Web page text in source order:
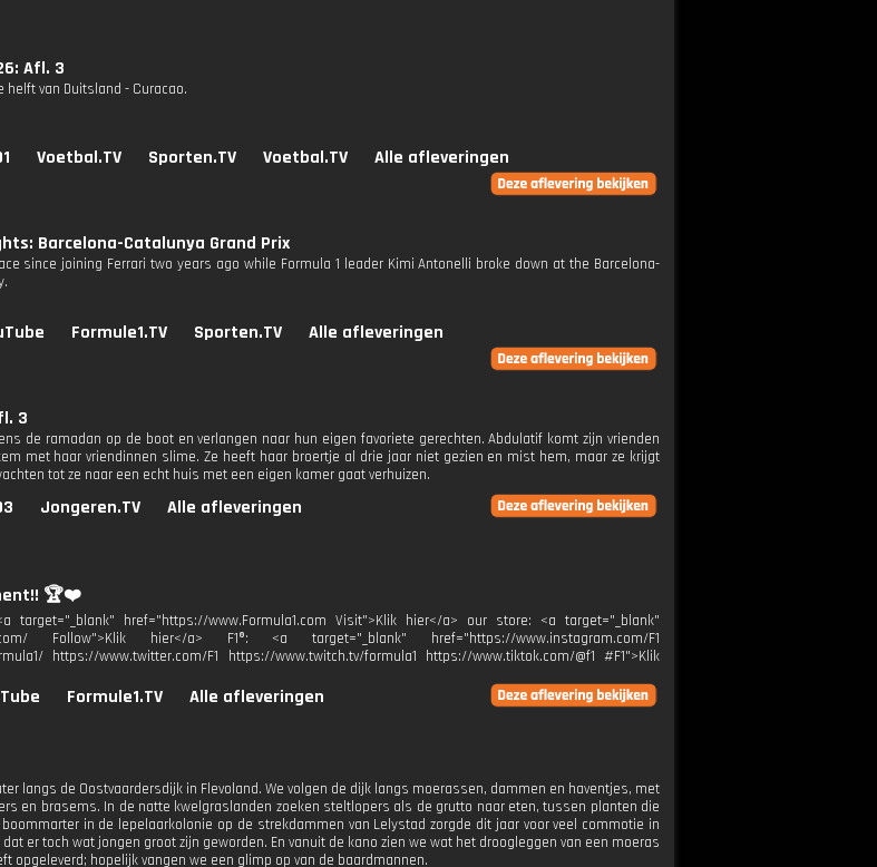
Afl. 3
van Duitsland - Curacao.
Voetbal.TV Sporten.TV Voetbal.TV Alle afleveringen
Barcelona-Catalunya Grand Prix
since joining Ferrari two years ago while Formula 1 leader Kimi Antonelli broke down at the Barcelona-
Formule1.TV Sporten.TV Alle afleveringen
3
de ramadan op de boot en verlangen naar hun eigen favoriete gerechten. Abdulatif komt zijn vrienden
met haar vriendinnen slime. Ze heeft haar broertje al drie jaar niet gezien en mist hem, maar ze krijgt
tot ze naar een echt huis met een eigen kamer gaat verhuizen.
Jongeren.TV Alle afleveringen
🏆❤️
target="_blank" href="https://www.Formula1.com Visit">Klik hier</a> our store: <a target="_blank"
Follow">Klik hier</a> F1®: <a target="_blank" href="https://www.instagram.com/F1
https://www.twitter.com/F1 https://www.twitch.tv/formula1 https://www.tiktok.com/@f1 #F1">Klik
Formule1.TV Alle afleveringen
langs de Oostvaardersdijk in Flevoland. We volgen de dijk langs moerassen, dammen en haventjes, met
en brasems. In de natte kwelgraslanden zoeken steltlopers als de grutto naar eten, tussen planten die
boommarter in de lepelaarkolonie op de strekdammen van Lelystad zorgde dit jaar voor veel commotie in
er toch wat jongen groot zijn geworden. En vanuit de kano zien we wat het droogleggen van een moeras
opgeleverd; hopelijk vangen we een glimp op van de baardmannen.